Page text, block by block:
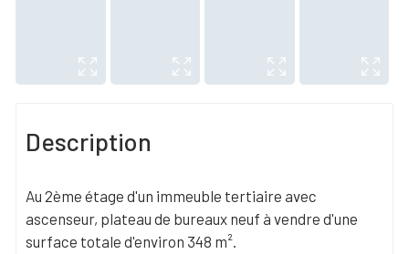
Description
Au 2ème étage d'un immeuble tertiaire avec
ascenseur, plateau de bureaux neuf à vendre d'une
surface totale d'environ 348 m².